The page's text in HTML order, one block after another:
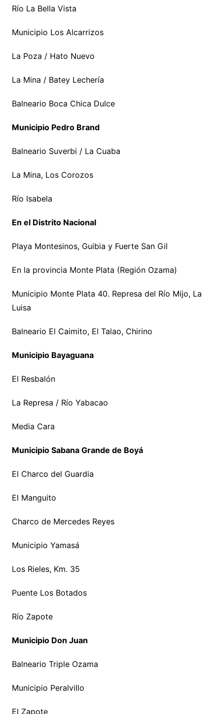
Río La Bella Vista
Municipio Los Alcarrizos
La Poza / Hato Nuevo
La Mina / Batey Lechería
Balneario Boca Chica Dulce
Municipio Pedro Brand
Balneario Suverbi / La Cuaba
La Mina, Los Corozos
Río Isabela
En el Distrito Nacional
Playa Montesinos, Guibia y Fuerte San Gil
En la provincia Monte Plata (Región Ozama)
Municipio Monte Plata 40. Represa del Río Mijo, La
Luisa
Balneario El Caimito, El Talao, Chirino
Municipio Bayaguana
El Resbalón
La Represa / Río Yabacao
Media Cara
Municipio Sabana Grande de Boyá
El Charco del Guardia
El Manguito
Charco de Mercedes Reyes
Municipio Yamasá
Los Rieles, Km. 35
Puente Los Botados
Río Zapote
Municipio Don Juan
Balneario Triple Ozama
Municipio Peralvillo
El Zapote